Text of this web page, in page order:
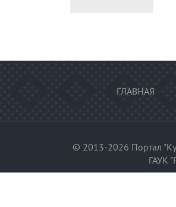
ГЛАВНАЯ
© 2013-2026 Портал
ГАУК